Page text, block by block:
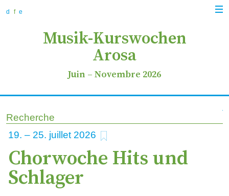
d f e
Musik-Kurswochen
Arosa
Juin – Novembre 2026
Recherche
19 – 25 2026
Chorwoche Hits und
Schlager